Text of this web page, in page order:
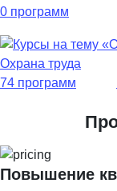
0 программ
Охрана труда
74 программ
Повышение